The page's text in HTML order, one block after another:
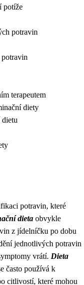
potíže
potravin
potravin
terapeutem
diety
potravin, které
dieta obvykle
z jídelníčku po dobu
jednotlivých potravin
vrátí. Dieta
často používá k
citlivostí, které mohou